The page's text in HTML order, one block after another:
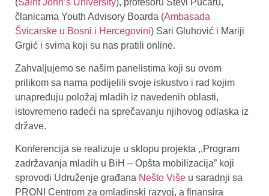
članicama Youth Advisory Boarda (Ambasada
Švicarske u Bosni i Hercegovini) Sari Gluhović i Mariji
Grgić i svima koji su nas pratili online.
Zahvaljujemo se našim panelistima koji su ovom
prilikom sa nama podijelili svoje iskustvo i rad kojim
unapređuju položaj mladih iz navedenih oblasti,
istovremeno radeći na sprečavanju njihovog odlaska iz
države.
Konferencija se realizuje u sklopu projekta ,,Program
zadržavanja mladih u BiH – Opšta mobilizacija” koji
sprovodi Udruženje građana Nešto Više u saradnji sa
PRONI Centrom za omladinski razvoj, a finansira